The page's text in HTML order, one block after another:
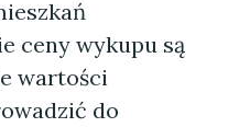
ceny wykupu są
wartości
do